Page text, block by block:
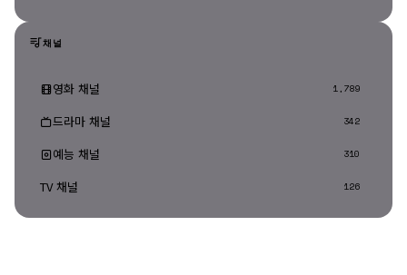
채널
영화 채널 1,789
드라마 채널 342
예능 채널 310
TV 채널 126